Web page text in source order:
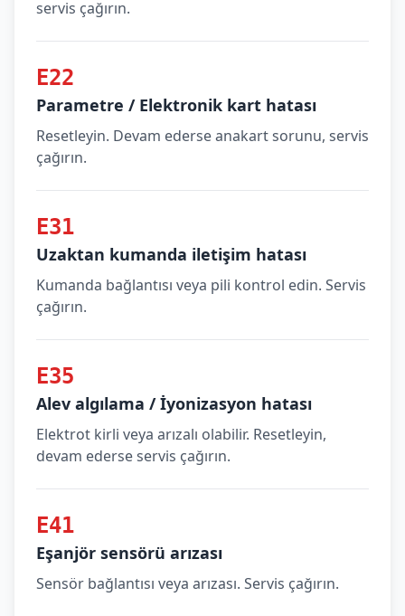
servis çağırın.
E22
Parametre / Elektronik kart hatası
Resetleyin. Devam ederse anakart sorunu, servis
çağırın.
E31
Uzaktan kumanda iletişim hatası
Kumanda bağlantısı veya pili kontrol edin. Servis
çağırın.
E35
Alev algılama / İyonizasyon hatası
Elektrot kirli veya arızalı olabilir. Resetleyin,
devam ederse servis çağırın.
E41
Eşanjör sensörü arızası
Sensör bağlantısı veya arızası. Servis çağırın.